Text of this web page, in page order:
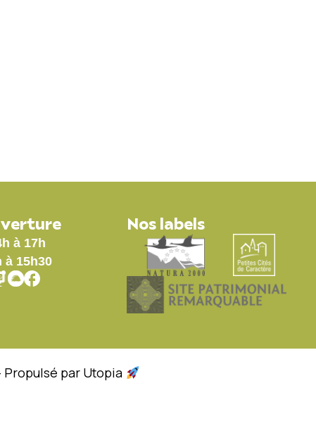
à 17h
à 15h30
Nos labels
par Utopia